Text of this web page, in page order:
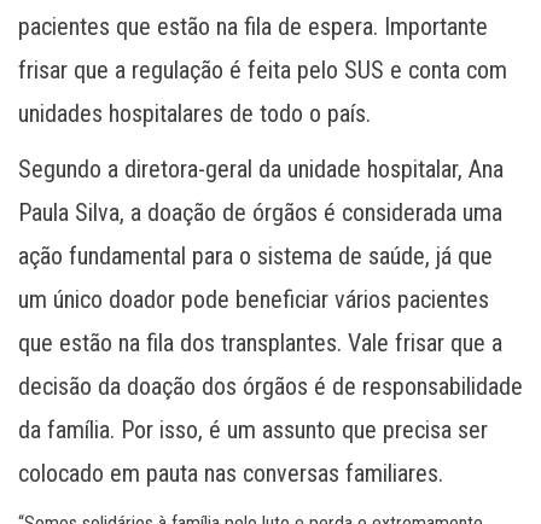
pacientes que estão na fila de espera. Importante
frisar que a regulação é feita pelo SUS e conta com
unidades hospitalares de todo o país.
Segundo a diretora-geral da unidade hospitalar, Ana
Paula Silva, a doação de órgãos é considerada uma
ação fundamental para o sistema de saúde, já que
um único doador pode beneficiar vários pacientes
que estão na fila dos transplantes. Vale frisar que a
decisão da doação dos órgãos é de responsabilidade
da família. Por isso, é um assunto que precisa ser
colocado em pauta nas conversas familiares.